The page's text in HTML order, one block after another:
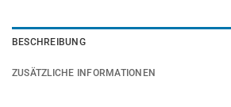
BESCHREIBUNG
ZUSÄTZLICHE INFORMATIONEN